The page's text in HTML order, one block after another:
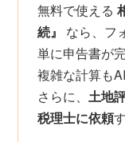
無料で使える
続』
なら、フ
単に申告書が
複雑な計算も
さらに、土地
税理士に依頼